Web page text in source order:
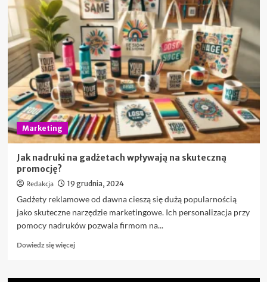
Ekologiczne
podejście
gastronomii
–
jak
produkty
z
WPC
zmieniają
branżę
HoReCa?
Marketing
Jak nadruki na gadżetach wpływają na skuteczną
promocję?
Redakcja 19 grudnia, 2024
Gadżety reklamowe od dawna cieszą się dużą popularnością
jako skuteczne narzędzie marketingowe. Ich personalizacja przy
pomocy nadruków pozwala firmom na...
Dowiedz się więcejDowiedz
o